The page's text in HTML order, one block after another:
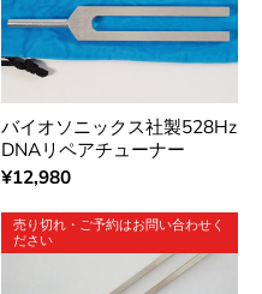
バイオソニックス社製528Hz
DNAリペアチューナー
¥12,980
売り切れ・ご予約はお問い合わせく
ださい